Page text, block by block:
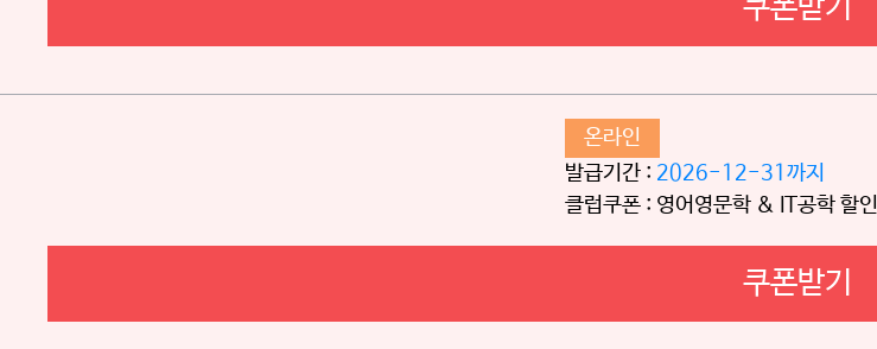
쿠폰받기
온라인
발급기간 : 2026-12-31까지
클럽쿠폰 : 영어영문학 & IT공학 할인
쿠폰받기